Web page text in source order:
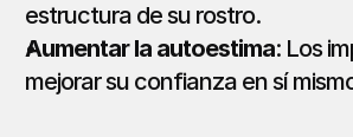
estructura de su rostro.
Aumentar la autoestima: Los
mejorar su confianza en sí